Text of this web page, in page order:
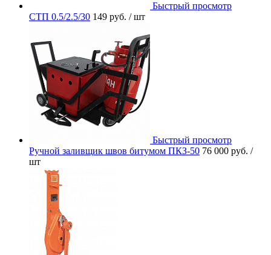
Быстрый просмотр
СТП 0.5/2.5/30 149 руб. / шт
Быстрый просмотр
Ручной заливщик швов битумом ПКЗ-50 76 000 руб. /
шт